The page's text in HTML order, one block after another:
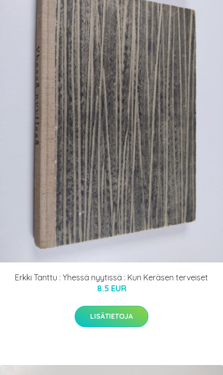
Erkki Tanttu : Yhessä nyytissä : Kun Keräsen terveiset
8.5 EUR
LISÄTIETOJA